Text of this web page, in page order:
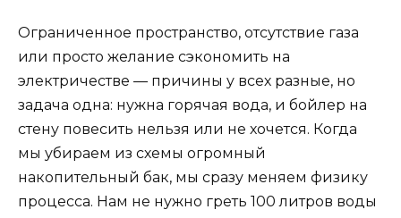
Ограниченное пространство, отсутствие газа
или просто желание сэкономить на
электричестве — причины у всех разные, но
задача одна: нужна горячая вода, и бойлер на
стену повесить нельзя или не хочется. Когда
мы убираем из схемы огромный
накопительный бак, мы сразу меняем физику
процесса. Нам не нужно греть 100 литров воды